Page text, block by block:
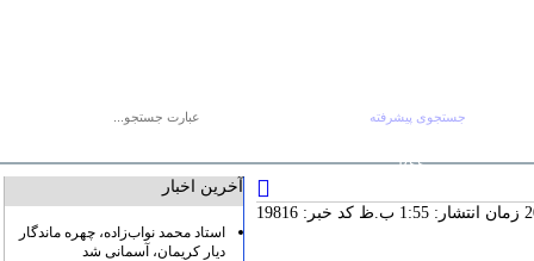
جستجوی پیشرفته
RSS
کد خبر: 19816
آخرین اخبار
استاد محمد نواب‌زاده، چهره ماندگار
دیار کریمان، آسمانی شد